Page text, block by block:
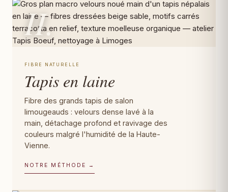
II.
FIBRE NATURELLE
Tapis en laine
Fibre des grands tapis de salon
limougeauds : velours dense lavé à la
main, détachage profond et ravivage des
couleurs malgré l'humidité de la Haute-
Vienne.
NOTRE MÉTHODE →